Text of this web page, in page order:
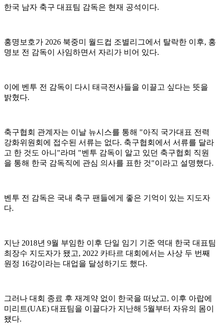
한국 남자 축구 대표팀 감독은 현재 공석이다.
홍명보호가 2026 북중미 월드컵 조별리그에서 탈락한 이후, 홍
명보 전 감독이 사임하면서 자리가 비어 있다.
이에 벤투 전 감독이 다시 태극전사들을 이끌고 싶다는 뜻을
밝혔다.
축구협회 관계자는 이날 뉴시스를 통해 "아직 국가대표 전력
강화위원회에 접수된 서류는 없다. 축구협회에서 서류를 달라
고 한 것도 아니"라며 "벤투 감독이 알고 있던 축구협회 직원
을 통해 한국 감독직에 관심 의사를 표한 것"이라고 설명했다.
벤투 전 감독은 국내 축구 팬들에게 좋은 기억이 있는 지도자
다.
지난 2018년 9월 부임한 이후 단일 임기 기준 역대 한국 대표팀
최장수 지도자가 됐고, 2022 카타르 대회에서는 사상 두 번째
원정 16강이라는 대업을 달성하기도 했다.
그러나 대회 종료 후 재계약 없이 한국을 떠났고, 이후 아랍에
미리트(UAE) 대표팀을 이끌다가 지난해 5월부터 자유의 몸이
됐다.